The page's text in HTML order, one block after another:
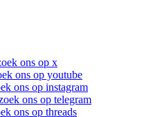
ons op x
ons op youtube
ons op instagram
ons op telegram
ons op threads